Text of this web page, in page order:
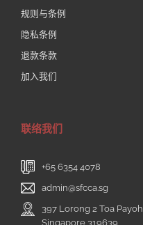
规则与条例
隐私条例
退款条款
加入我们
联络我们
+65 6354 4078
admin@sfcca.sg
397 Lorong 2 Toa Payoh
Singapore 319639